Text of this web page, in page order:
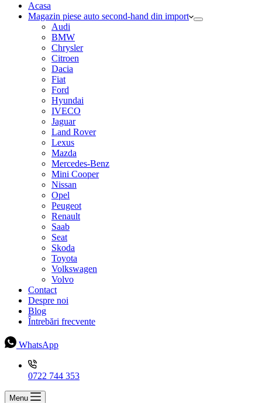
cumpărături
Acasa
Magazin piese auto second-hand din import
Audi
BMW
Chrysler
Citroen
Dacia
Fiat
Ford
Hyundai
IVECO
Jaguar
Land Rover
Lexus
Mazda
Mercedes-Benz
Mini Cooper
Nissan
Opel
Peugeot
Renault
Saab
Seat
Skoda
Toyota
Volkswagen
Volvo
Contact
Despre noi
Blog
Întrebări frecvente
WhatsApp
0722 744 353
Menu